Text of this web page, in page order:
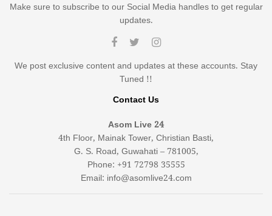
Make sure to subscribe to our Social Media handles to get regular
updates.
We post exclusive content and updates at these accounts. Stay
Tuned !!
Contact Us
Asom Live 24
4th Floor, Mainak Tower, Christian Basti,
G. S. Road, Guwahati – 781005,
Phone: +91 72798 35555
Email: info@asomlive24.com